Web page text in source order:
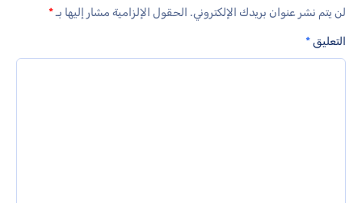
لن يتم نشر عنوان بريدك الإلكتروني. الحقول الإلزامية مشار إليها بـ*
التعليق*